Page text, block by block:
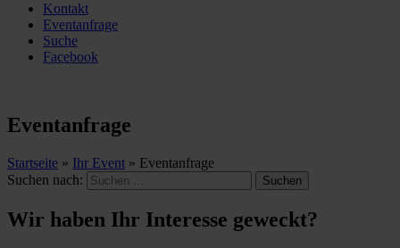
Kontakt
Eventanfrage
Suche
Facebook
Eventanfrage
Startseite » Ihr Event » Eventanfrage
Suchen nach:
Wir haben Ihr Interesse geweckt?